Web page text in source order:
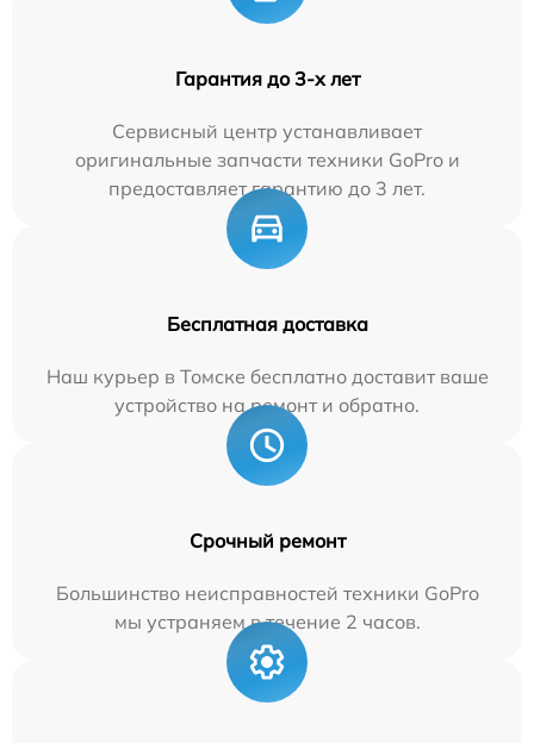
Гарантия до 3-х лет
Сервисный центр устанавливает
оригинальные запчасти техники GoPro и
предоставляет гарантию до 3 лет.
Бесплатная доставка
Наш курьер в Томске бесплатно доставит ваше
устройство на ремонт и обратно.
Срочный ремонт
Большинство неисправностей техники GoPro
мы устраняем в течение 2 часов.